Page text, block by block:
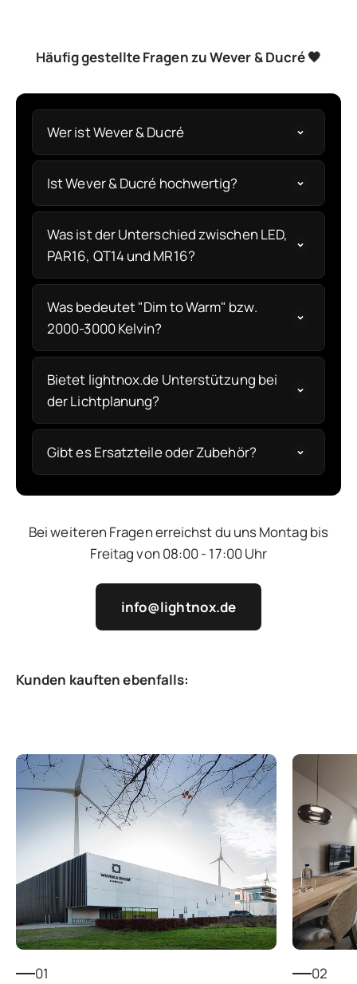
Häufig gestellte Fragen zu Wever & Ducré 🖤
Wer ist Wever & Ducré
Ist Wever & Ducré hochwertig?
Was ist der Unterschied zwischen LED,
PAR16, QT14 und MR16?
Was bedeutet "Dim to Warm" bzw.
2000-3000 Kelvin?
Bietet lightnox.de Unterstützung bei
der Lichtplanung?
Gibt es Ersatzteile oder Zubehör?
Bei weiteren Fragen erreichst du uns Montag bis
Freitag von 08:00 - 17:00 Uhr
info@lightnox.de
01 02